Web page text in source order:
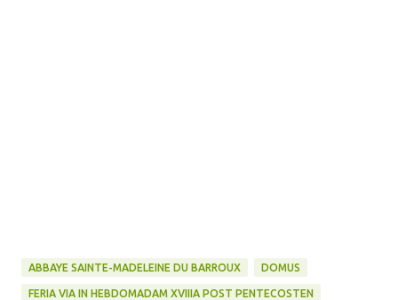
ABBAYE SAINTE-MADELEINE DU BARROUX DOMUS
FERIA VIA IN HEBDOMADAM XVIIIA POST PENTECOSTEN